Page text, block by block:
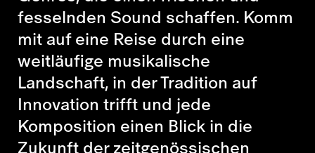
fesselnden Sound schaffen. Komm
mit auf eine Reise durch eine
weitläufige musikalische
Landschaft, in der Tradition auf
Innovation trifft und jede
Komposition einen Blick in die
Zukunft der zeitgenössischen